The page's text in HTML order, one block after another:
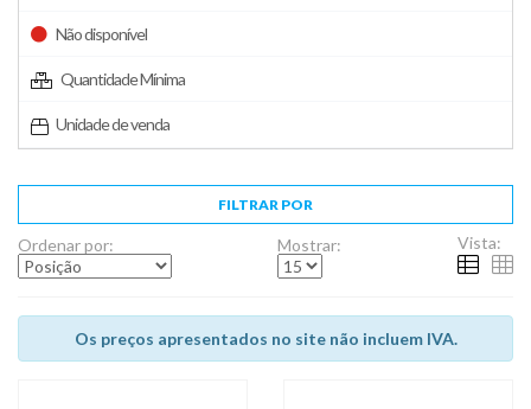
Não disponível
Quantidade Mínima
Unidade de venda
FILTRAR POR
Ordenar por: Mostrar: Vista:
Os preços apresentados no site não incluem IVA.